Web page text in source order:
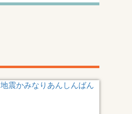
地震かみなりあんしんばん